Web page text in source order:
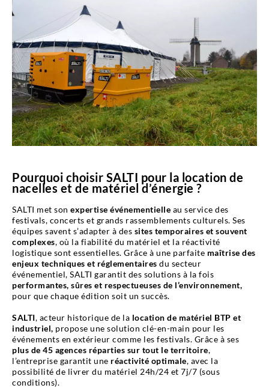
Pourquoi choisir SALTI pour la location de
nacelles et de matériel d’énergie ?
SALTI met son expertise événementielle au service des
festivals, concerts et grands rassemblements culturels. Ses
équipes savent s’adapter à des sites temporaires et souvent
complexes, où la fiabilité du matériel et la réactivité
logistique sont essentielles. Grâce à une parfaite maîtrise des
enjeux techniques et réglementaires du secteur
événementiel, SALTI garantit des solutions à la fois
performantes, sûres et respectueuses de l’environnement,
pour que chaque édition soit un succès.
SALTI, acteur historique de la location de matériel BTP et
industriel, propose une solution clé-en-main pour les
événements en extérieur comme les festivals. Grâce à ses
plus de 45 agences réparties sur tout le territoire,
l’entreprise garantit une réactivité optimale, avec la
possibilité de livrer du matériel 24h/24 et 7j/7 (sous
conditions).